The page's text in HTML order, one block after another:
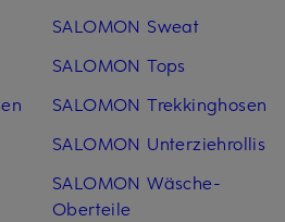
SALOMON Sweat
SALOMON Tops
SALOMON Trekkinghosen
SALOMON Unterziehrollis
SALOMON Wäsche-
Oberteile